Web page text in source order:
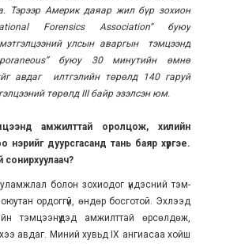
Тэрээр Америк даяар жил бүр зохион
Forensics Association” буюу
улсын аваргын тэмцээнд
буюу 30 минутийн өмнө
авдаг илтгэлийн төрөлд 140 гаруй
төрөлд III байр эзэлсэн юм.
амжилттай оролцож, хилийн
нэрийг дуурсгасанд тань баяр хүргэе.
сонирхуулаач?
болон зо­хиодог үндэсний тэм­
ордоггүй, өндөр босготой. Эхлээд
тэмцээнүүдэд амжилттай өрсөлдөж,
авдаг. Миний хувьд IX ангиасаа хойш